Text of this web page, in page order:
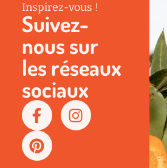
Inspirez-vous !
Suivez-
nous sur
les réseaux
sociaux